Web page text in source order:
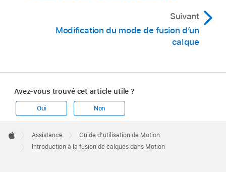
Suivant
Modification du mode de fusion d’un
calque
Avez-vous trouvé cet article utile ?
Oui Non
Footer

Apple
Assistance
Guide d’utilisation de Motion
Introduction à la fusion de calques dans Motion